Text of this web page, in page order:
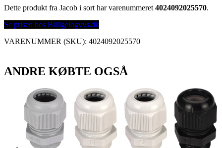
Dette produkt fra Jacob i sort har varenummeret 4024092025570.
Se prisen hos Billigelogvvs.dk
VARENUMMER (SKU): 4024092025570
ANDRE KØBTE OGSÅ